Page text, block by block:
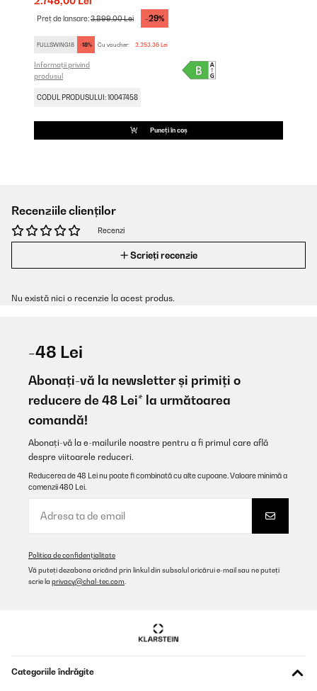
Preț de lansare:3.899,00 Lei -29%
FULLSWING18 -18% Cu voucher: 2.253,36 Lei
Informații privind
produsul
CODUL PRODUSULUI: 10047458
Puneți în coș
Recenziile clienților
Recenzi
Scrieți recenzie
Nu există nici o recenzie la acest produs.
-48 Lei
Abonați-vă la newsletter și primiți o
reducere de 48 Lei* la următoarea
comandă!
Abonați-vă la e-mailurile noastre pentru a fi primul care află
despre viitoarele reduceri.
Reducerea de 48 Lei nu poate fi combinată cu alte cupoane. Valoare minimă a
comenzii 480 Lei.
Politica de confidențialitate
Vă puteți dezabona oricând prin linkul din subsolul oricărui e-mail sau ne puteți
scrie la privacy@chal-tec.com
Categoriile îndrăgite